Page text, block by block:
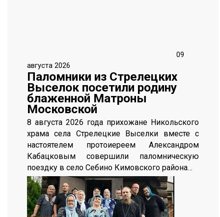
09
августа 2026
Паломники из Стрелецких
Выселок посетили родину
блаженной Матроны
Московской
8 августа 2026 года прихожане Никольского
храма села Стрелецкие Выселки вместе с
настоятелем протоиереем Александром
Кабацковым совершили паломническую
поездку в село Себино Кимовского района…